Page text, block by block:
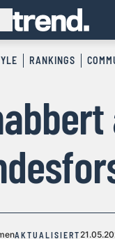
RANKINGS
AKTUALISIERT